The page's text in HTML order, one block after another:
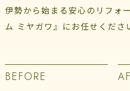
伊勢から始まる安心のリフォ
ム ミヤガワ』にお任せくださ
BEFORE